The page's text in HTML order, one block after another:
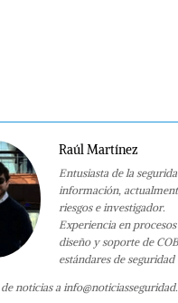
Raúl Martínez
Entusiasta de la
información,
riesgos e investigador.
Experiencia en
diseño y soporte de
estándares de
noticias a